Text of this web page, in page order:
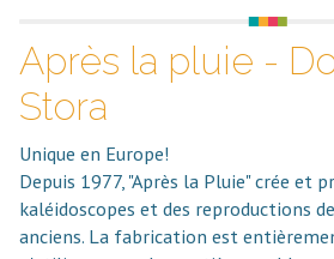
Après la pluie -
Stora
Unique en Europe!
Depuis 1977, "Après la Pluie" crée et
kaléidoscopes et des reproductions
anciens. La fabrication est